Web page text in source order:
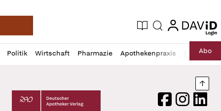
Deutsche Apotheker Zeitung
Aktuelle Ausgabe
Suche login
login
Politik Wirtschaft Pharmazie Apothekenpraxis RechtAbo
Profil
öffnen
Daz
Pur
Deutscher Apotheker Verlag Logo
FacebookInstagram